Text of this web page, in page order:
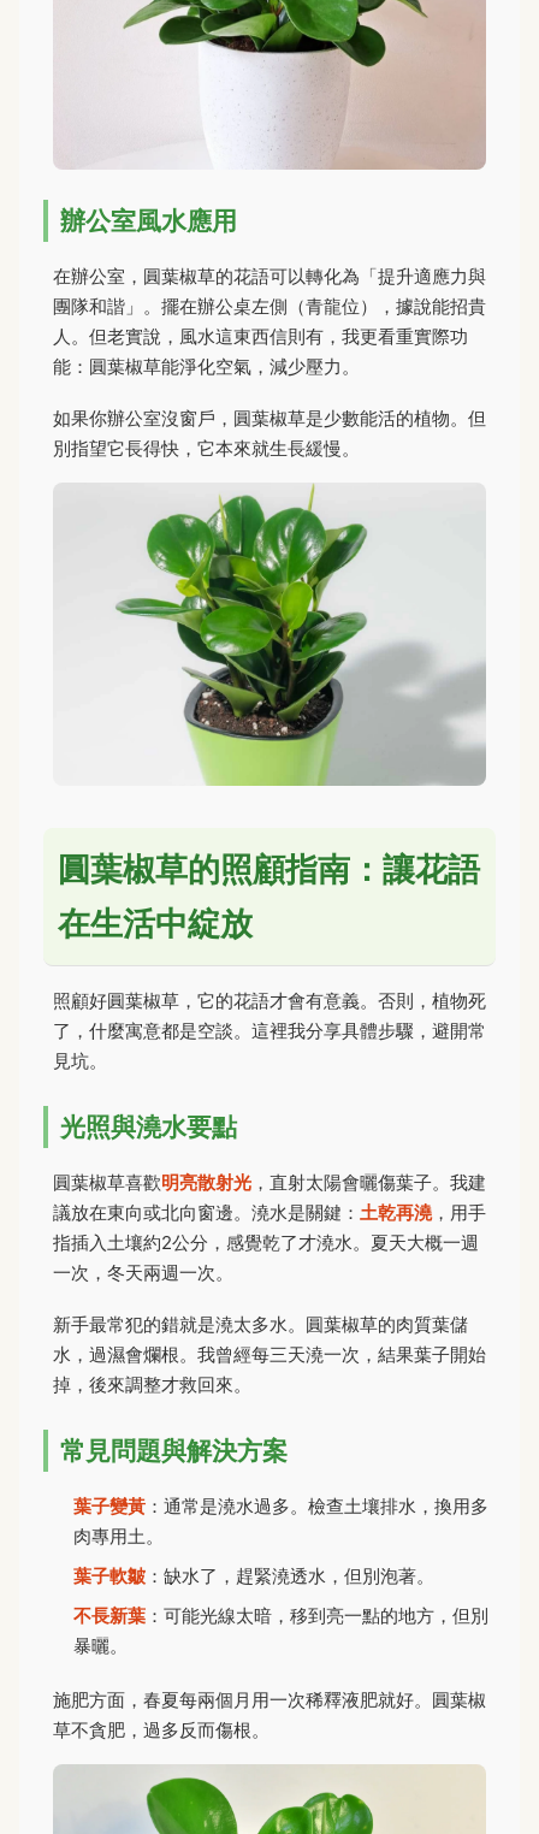
辦公室風水應用
在辦公室，圓葉椒草的花語可以轉化為「提升適應力與
團隊和諧」。擺在辦公桌左側（青龍位），據說能招貴
人。但老實說，風水這東西信則有，我更看重實際功
能：圓葉椒草能淨化空氣，減少壓力。
如果你辦公室沒窗戶，圓葉椒草是少數能活的植物。但
別指望它長得快，它本來就生長緩慢。
圓葉椒草的照顧指南：讓花語
在生活中綻放
照顧好圓葉椒草，它的花語才會有意義。否則，植物死
了，什麼寓意都是空談。這裡我分享具體步驟，避開常
見坑。
光照與澆水要點
圓葉椒草喜歡明亮散射光 ，直射太陽會曬傷葉子。我建
議放在東向或北向窗邊。澆水是關鍵： 土乾再澆，用手
指插入土壤約2公分，感覺乾了才澆水。夏天大概一週
一次，冬天兩週一次。
新手最常犯的錯就是澆太多水。圓葉椒草的肉質葉儲
水，過濕會爛根。我曾經每三天澆一次，結果葉子開始
掉，後來調整才救回來。
常見問題與解決方案
葉子變黃 ：通常是澆水過多。檢查土壤排水，換用多
肉專用土。
葉子軟皺 ：缺水了，趕緊澆透水，但別泡著。
不長新葉 ：可能光線太暗，移到亮一點的地方，但別
暴曬。
施肥方面，春夏每兩個月用一次稀釋液肥就好。圓葉椒
草不貪肥，過多反而傷根。